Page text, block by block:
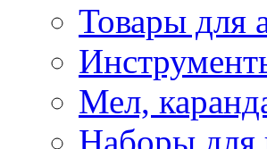
Товары для
Мел,
Наборы для